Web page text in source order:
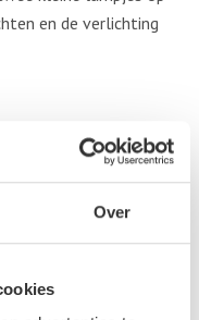
Over
en de verlichting
zijn voor